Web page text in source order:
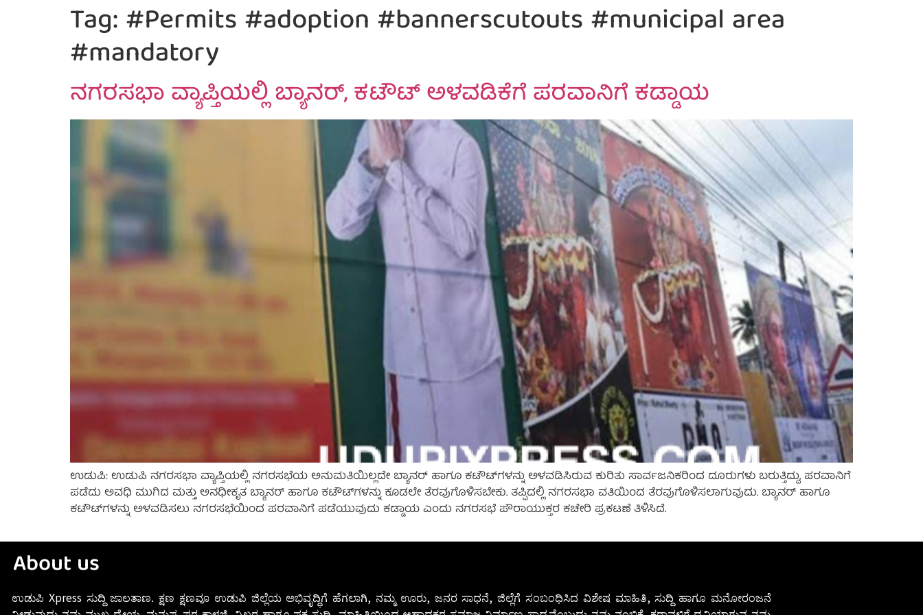
Tag:#Permits #adoption #bannerscutouts #municipal area
#mandatory
ನಗರಸಭಾ ವ್ಯಾಪ್ತಿಯಲ್ಲಿ ಬ್ಯಾನರ್, ಕಟೌಟ್ ಅಳವಡಿಕೆಗೆ ಪರವಾನಿಗೆ ಕಡ್ಡಾಯ
ಉಡುಪಿ: ಉಡುಪಿ ನಗರಸಭಾ ವ್ಯಾಪ್ತಿಯಲ್ಲಿ ನಗರಸಭೆಯ ಅನುಮತಿಯಿಲ್ಲದೇ ಬ್ಯಾನರ್ ಹಾಗೂ ಕಟೌಟ್‌ಗಳನ್ನು ಅಳವಡಿಸಿರುವ ಕುರಿತು ಸಾರ್ವಜನಿಕರಿಂದ ದೂರುಗಳು ಬರುತ್ತಿದ್ದು, ಪರವಾನಿಗೆ
ಪಡೆದು ಅವಧಿ ಮುಗಿದ ಮತ್ತು ಅನಧೀಕೃತ ಬ್ಯಾನರ್ ಹಾಗೂ ಕಟೌಟ್‌ಗಳನ್ನು ಕೂಡಲೇ ತೆರವುಗೊಳಿಸಬೇಕು. ತಪ್ಪಿದಲ್ಲಿ ನಗರಸಭಾ ವತಿಯಿಂದ ತೆರವುಗೊಳಿಸಲಾಗುವುದು. ಬ್ಯಾನರ್ ಹಾಗೂ
ಕಟೌಟ್‌ಗಳನ್ನು ಅಳವಡಿಸಲು ನಗರಸಭೆಯಿಂದ ಪರವಾನಿಗೆ ಪಡೆಯುವುದು ಕಡ್ಡಾಯ ಎಂದು ನಗರಸಭೆ ಪೌರಾಯುಕ್ತರ ಕಚೇರಿ ಪ್ರಕಟಣೆ ತಿಳಿಸಿದೆ.
About us
ಉಡುಪಿ Xpress ಸುದ್ದಿ ಜಾಲತಾಣ. ಕ್ಷಣ ಕ್ಷಣವೂ ಉಡುಪಿ ಜಿಲ್ಲೆಯ ಅಭಿವೃದ್ಧಿಗೆ ಹೆಗಲಾಗಿ, ನಮ್ಮ ಊರು, ಜನರ ಸಾಧನೆ, ಜಿಲ್ಲೆಗೆ ಸಂಬಂಧಿಸಿದ ವಿಶೇಷ ಮಾಹಿತಿ, ಸುದ್ದಿ ಹಾಗೂ ಮನೋರಂಜನೆ